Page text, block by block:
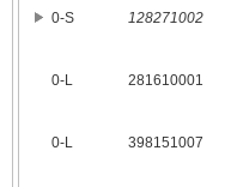
0‑S 128271002
0‑L 281610001
0‑L 398151007